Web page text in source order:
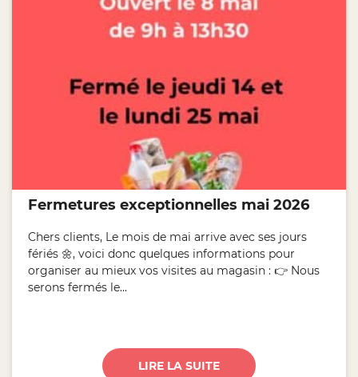
Fermetures exceptionnelles mai 2026
Chers clients, Le mois de mai arrive avec ses jours
fériés 🌼, voici donc quelques informations pour
organiser au mieux vos visites au magasin : 👉 Nous
serons fermés le...
LIRE LA SUITE